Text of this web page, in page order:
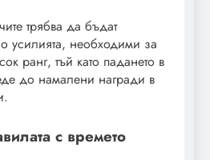
трябва да бъдат
усилията, необходими за
ранг, тъй като падането в
до намалени награди в
с времето